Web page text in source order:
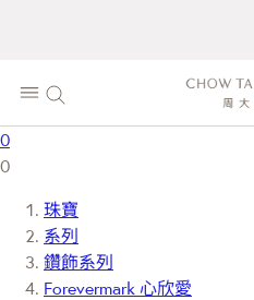
0
0
珠寶
系列
鑽飾系列
Forevermark 心欣愛